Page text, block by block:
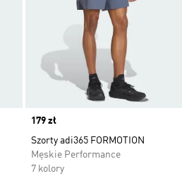
Price
179 zł
Szorty adi365 FORMOTION
Męskie Performance
7 kolory